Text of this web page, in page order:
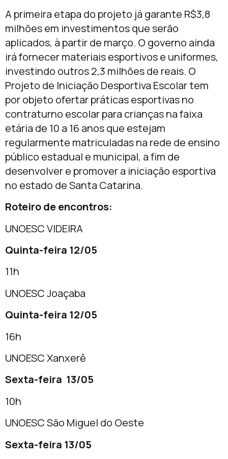
A primeira etapa do projeto já garante R$3,8
milhões em investimentos que serão
aplicados, à partir de março. O governo ainda
irá fornecer materiais esportivos e uniformes,
investindo outros 2,3 milhões de reais. O
Projeto de Iniciação Desportiva Escolar tem
por objeto ofertar práticas esportivas no
contraturno escolar para crianças na faixa
etária de 10 a 16 anos que estejam
regularmente matriculadas na rede de ensino
público estadual e municipal, a fim de
desenvolver e promover a iniciação esportiva
no estado de Santa Catarina.
Roteiro de encontros:
UNOESC VIDEIRA
Quinta-feira 12/05
11h
UNOESC Joaçaba
Quinta-feira 12/05
16h
UNOESC Xanxerê
Sexta-feira 13/05
10h
UNOESC São Miguel do Oeste
Sexta-feira 13/05